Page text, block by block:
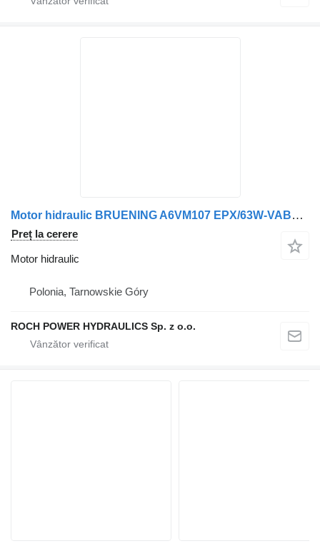
Motor hidraulic BRUENING A6VM107 EPX/63W-VAB010B-S+ przekł pentru ratrak LEITNER LH500
Preț la cerere
Motor hidraulic
Polonia, Tarnowskie Góry
ROCH POWER HYDRAULICS Sp. z o.o.